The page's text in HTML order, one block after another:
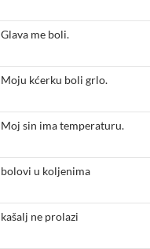
Glava me boli.
Moju kćerku boli grlo.
Moj sin ima temperaturu.
bolovi u koljenima
kašalj ne prolazi